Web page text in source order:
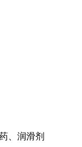
、润滑剂